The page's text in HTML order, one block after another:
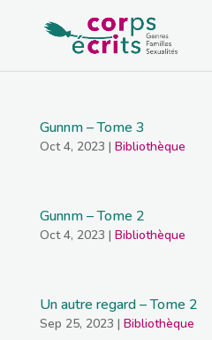
Gunnm – Tome 3
Oct 4, 2023 | Bibliothèque
Gunnm – Tome 2
Oct 4, 2023 | Bibliothèque
Un autre regard – Tome 2
Sep 25, 2023 | Bibliothèque